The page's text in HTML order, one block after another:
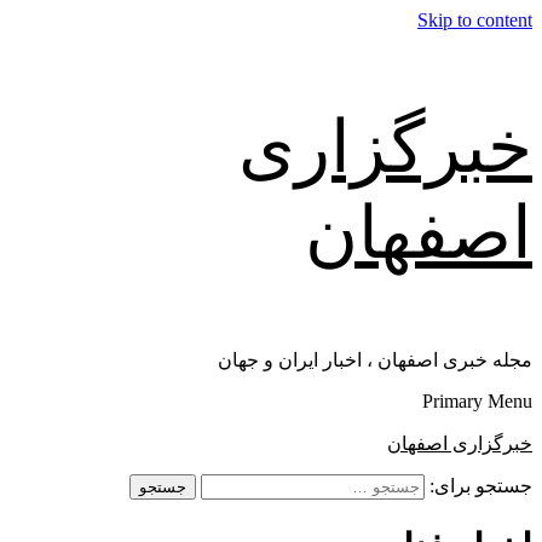
Skip to content
خبرگزاری
اصفهان
مجله خبری اصفهان ، اخبار ایران و جهان
Primary Menu
خبرگزاری اصفهان
جستجو برای: